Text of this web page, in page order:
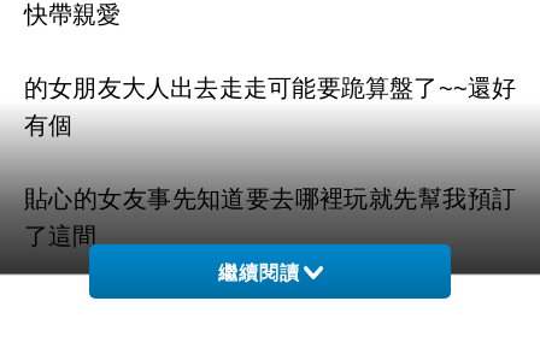
快帶親愛
的女朋友大人出去走走可能要跪算盤了~~還好
有個
貼心的女友事先知道要去哪裡玩就先幫我預訂
了這間
繼續閱讀